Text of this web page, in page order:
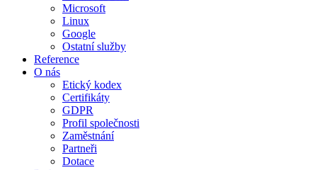
Microsoft
Linux
Google
Ostatní služby
Reference
O nás
Etický kodex
Certifikáty
GDPR
Profil společnosti
Zaměstnání
Partneři
Dotace